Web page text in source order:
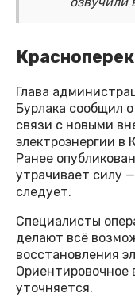
Глава
Бурлака сообщил
связи с новыми
электроэнергии в
Ранее
утрачивает силу
следует.
Специалисты
делают всё
восстановления
Ориентировочное
уточняется.